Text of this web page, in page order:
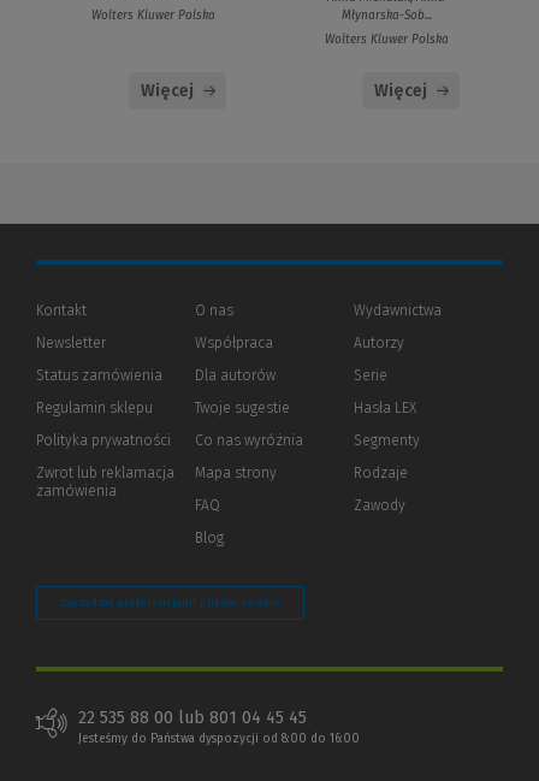
Wolters Kluwer Polska
Więcej
Młynarska-Sob...
Wolters Kluwer Polska
Więcej
Kontakt
Newsletter
Status zamówienia
Regulamin sklepu
Polityka prywatności (Nowe
(Link
innej
Zwrot lub reklamacja
zamówienia
O nas
Współpraca
Dla autorów(Nowe
(Link
innej
strony)
Twoje sugestie
Co nas wyróżnia
Mapa strony
FAQ
Blog
Wydawnictwa
Autorzy
Serie
Hasła LEX
Segmenty
Rodzaje
Zawody
Zarządzaj preferencjami plików cookie
22 535 88 00 lub 801 04 45 45
Jesteśmy do Państwa dyspozycji od 8:00 do 16:00